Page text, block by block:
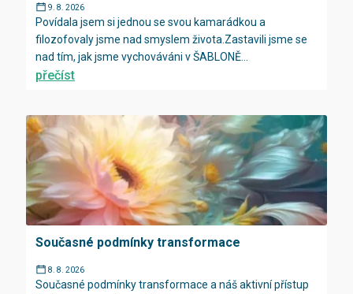
9. 8. 2026
Povídala jsem si jednou se svou kamarádkou a
filozofovaly jsme nad smyslem života.Zastavili jsme se
nad tím, jak jsme vychováváni v ŠABLONĚ...
přečíst
Současné podmínky transformace
8. 8. 2026
Současné podmínky transformace a náš aktivní přístup